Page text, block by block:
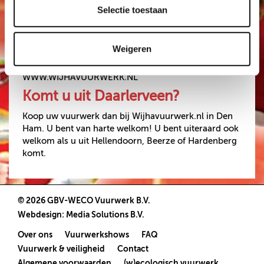
Selectie toestaan
Weigeren
VUURWERKBONNEN
Ma. 29-12 08.00 - 20.00
Di. 30-12 08.00 - 20.00
0546-673199
WWW.WIJHAVUURWERK.NL
Komt u uit Daarlerveen?
Koop uw vuurwerk dan bij Wijhavuurwerk.nl in Den
Ham. U bent van harte welkom! U bent uiteraard ook
welkom als u uit Hellendoorn, Beerze of Hardenberg
komt.
© 2026 GBV-WECO Vuurwerk B.V.
Webdesign: Media Solutions B.V.
Over ons Vuurwerkshows
FAQ
Vuurwerk & veiligheid
Contact